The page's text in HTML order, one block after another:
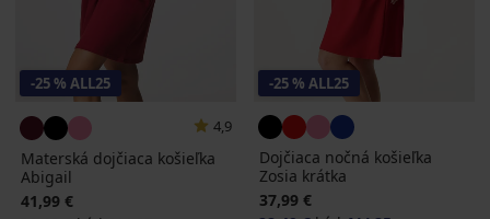
-25 % ALL25
4,9
Materská dojčiaca košieľka
Abigail
41,99 €
-25 % ALL25
Dojčiaca nočná košieľka
Zosia krátka
37,99 €